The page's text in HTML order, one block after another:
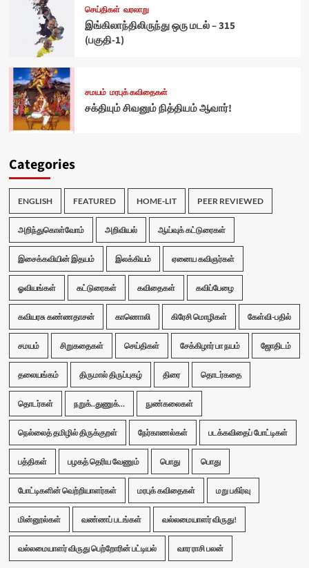
செய்திகள் வரலாறு
இங்கிலாந்திலிருந்து ஒரு மடல் – 315
(பகுதி-1)
சமயம் மரபுக் கவிதைகள்
சக்தியும் சிவனும் நித்தியம் ஆவார்!
Categories
ENGLISH FEATURED HOME-LIT PEER REVIEWED
அறிந்துகொள்வோம் அறிவியல் ஆய்வுக் கட்டுரைகள்
இசைக்கவியின் இதயம் இலக்கியம் ஏனைய கவிஞர்கள்
ஓவியங்கள் கட்டுரைகள் கவிதைகள் கவிப்பேழை
கவியரசு கண்ணதாசன் காணொலி கிரேசி மொழிகள் கேள்வி-பதில்
சமயம் சிறுகதைகள் செய்திகள் சேக்கிழார் பா நயம் ஜோதிடம்
தலையங்கம் திருமால் திருப்புகழ் திரை தொடர்கதை
தொடர்கள் நறுக்..துணுக்... நுண்கலைகள்
நெல்லைத் தமிழில் திருக்குறள் நேர்காணல்கள் படக்கவிதைப் போட்டிகள்
பத்திகள் பழகத் தெரிய வேணும் பொது பொது
போட்டிகளின் வெற்றியாளர்கள் மரபுக் கவிதைகள் மறு பகிர்வு
மின்னூல்கள் வண்ணப் படங்கள் வல்லமையாளர் விருது!
வல்லமையாளர் விருது பெற்றோரின் பட்டியல் வார ராசி பலன்